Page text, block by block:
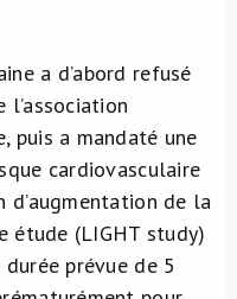
a d’abord refusé
l’association
puis a mandaté une
cardiovasculaire
d’augmentation de la
étude (LIGHT study)
prévue de 5